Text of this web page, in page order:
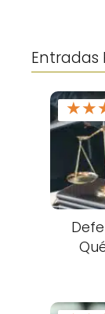
Entradas
★★